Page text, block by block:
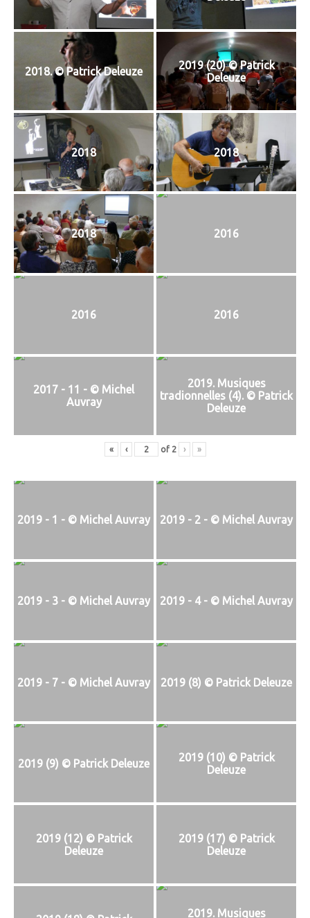
T
2018. © Patrick Deleuze
2019 (20) © Patrick
Deleuze
2018 2018
2018 2016
2016 2016
2017 - 11 - © Michel
Auvray
2019. Musiques
tradionnelles (4). © Patrick
Deleuze
« ‹ of 2 › »
2019 - 1 - © Michel Auvray 2019 - 2 - © Michel Auvray
2019 - 3 - © Michel Auvray 2019 - 4 - © Michel Auvray
2019 - 7 - © Michel Auvray 2019 (8) © Patrick Deleuze
2019 (9) © Patrick Deleuze
2019 (10) © Patrick
Deleuze
2019 (12) © Patrick
Deleuze
2019 (17) © Patrick
Deleuze
2019. Musiques